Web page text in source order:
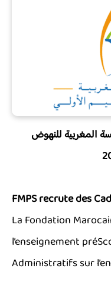
بالمؤسسة المغربية للنهوض
FMPS recrute des
La Fondation
l’enseignement
Administratifs sur